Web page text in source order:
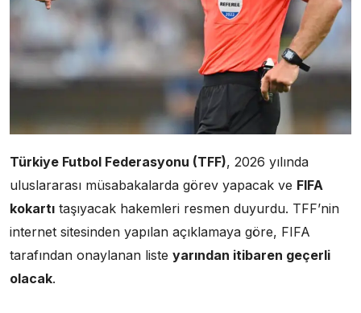
Türkiye Futbol Federasyonu (TFF), 2026 yılında
uluslararası müsabakalarda görev yapacak ve FIFA
kokartı taşıyacak hakemleri resmen duyurdu. TFF’nin
internet sitesinden yapılan açıklamaya göre, FIFA
tarafından onaylanan liste yarından itibaren geçerli
olacak.